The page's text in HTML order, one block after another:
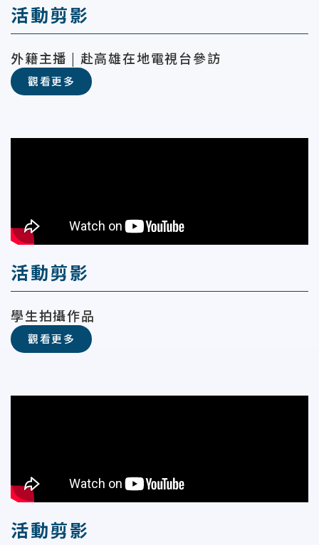
活動剪影
外籍主播 | 赴高雄在地電視台參訪
觀看更多
活動剪影
學生拍攝作品
觀看更多
活動剪影